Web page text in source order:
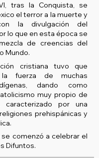
tras la Conquista, se
el terror a la muerte y
la divulgación del
lo que en esta época se
de creencias del
Mundo.
cristiana tuvo que
fuerza de muchas
dando como
muy propio de
caracterizado por una
prehispánicas y
comenzó a celebrar el
Difuntos.